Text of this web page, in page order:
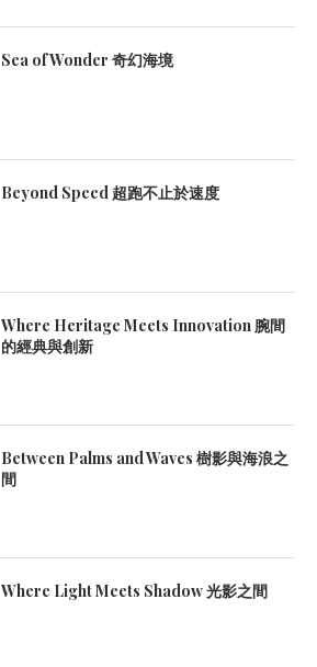
Sea of Wonder 奇幻海境
Beyond Speed 超跑不止於速度
Where Heritage Meets Innovation 腕間
的經典與創新
Between Palms and Waves 樹影與海浪之
間
Where Light Meets Shadow 光影之間